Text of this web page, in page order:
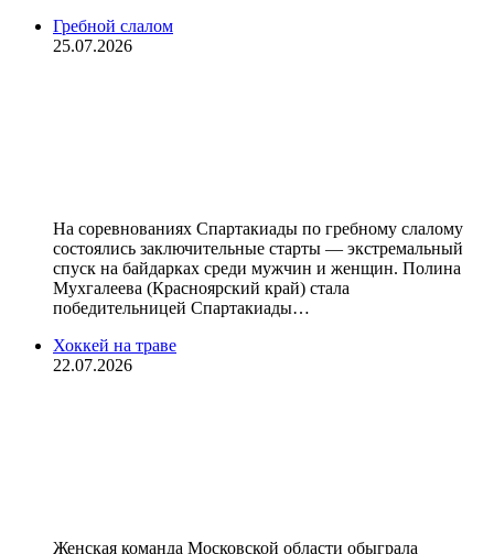
Гребной слалом
25.07.2026
На соревнованиях Спартакиады по гребному слалому
состоялись заключительные старты — экстремальный
спуск на байдарках среди мужчин и женщин. Полина
Мухгалеева (Красноярский край) стала
победительницей Спартакиады…
Хоккей на траве
22.07.2026
Женская команда Московской области обыграла